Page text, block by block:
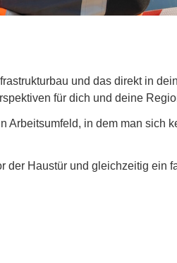
und das direkt in
für dich und deine
Arbeitsumfeld, in dem man sich
der Haustür und gleichzeitig ein